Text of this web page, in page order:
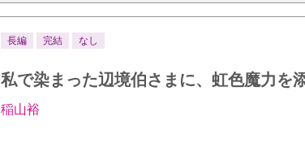
長編 完結 なし
私で染まった辺境伯さまに、虹色魔力を
稲山裕